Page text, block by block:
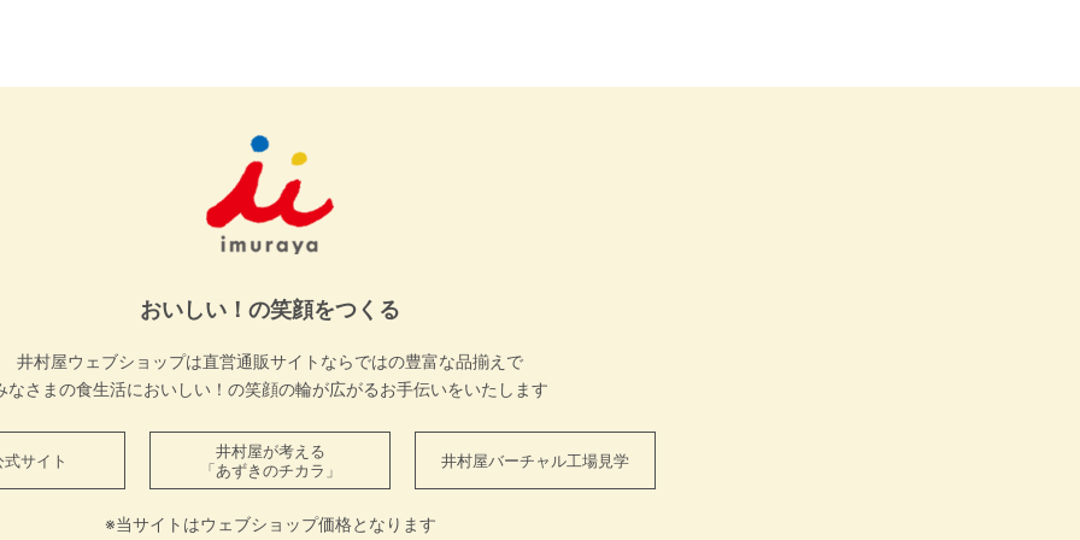
おいしい！の笑顔をつくる
井村屋ウェブショップは直営通販サイトならではの豊富な品揃えで
なさまの食生活においしい！の笑顔の輪が広がるお手伝いをいたします
サイト
井村屋が考える
「あずきのチカラ」
井村屋バーチャル工場見学
※当サイトはウェブショップ価格となります